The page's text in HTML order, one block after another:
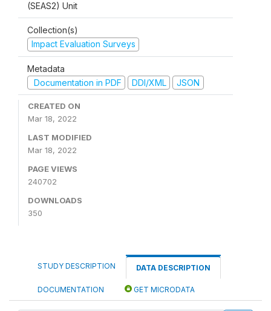
(SEAS2) Unit
Collection(s)
Impact Evaluation Surveys
Metadata
Documentation in PDF
DDI/XML JSON
CREATED ON
Mar 18, 2022
LAST MODIFIED
Mar 18, 2022
PAGE VIEWS
240702
DOWNLOADS
350
STUDY DESCRIPTION DATA DESCRIPTION
DOCUMENTATION GET MICRODATA